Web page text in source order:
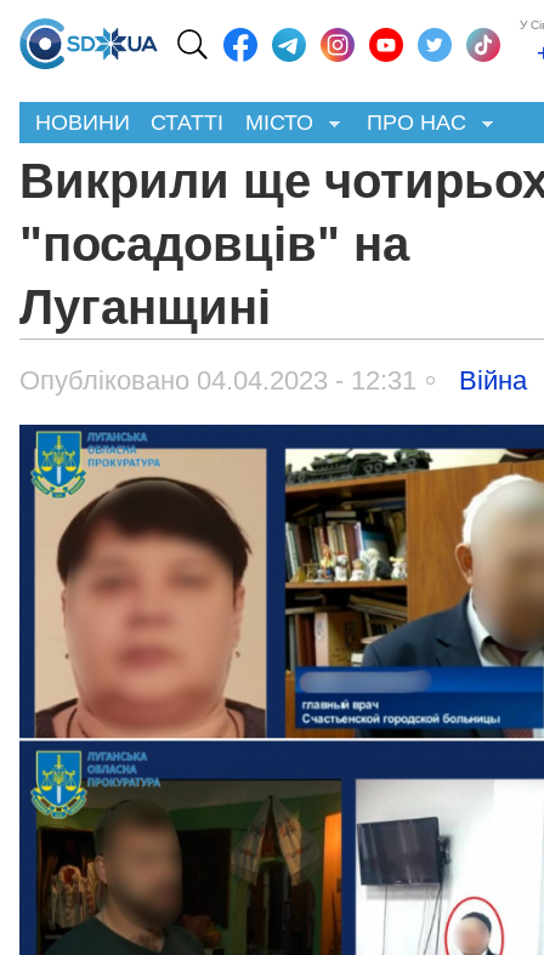
У
НОВИНИ СТАТТІ МІСТО ПРО НАС
Викрили ще
"посадовців" на
Луганщині
Опубліковано 04.04.2023 - 12:31 Війна